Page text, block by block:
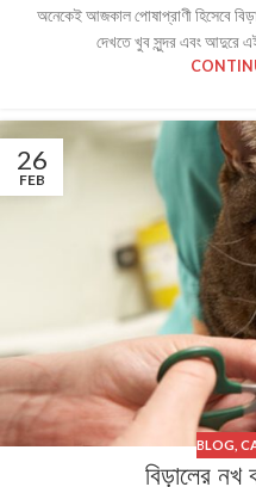
অনেকেই আজকাল পোষাপ্রাণী হিসেবে
দেখতে খুব সুন্দর এবং আদুরে
26
FEB
BLOG
বিড়ালের নখ